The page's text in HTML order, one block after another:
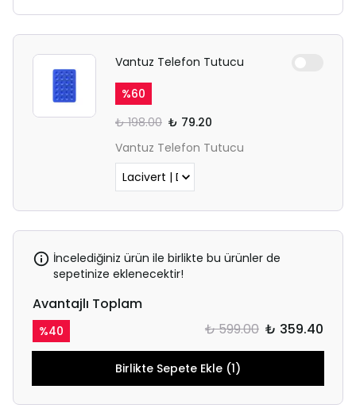
Vantuz Telefon Tutucu
%60
₺ 198.00 ₺ 79.20
Vantuz Telefon Tutucu
İncelediğiniz ürün ile birlikte bu ürünler de
sepetinize eklenecektir!
Avantajlı Toplam
%40 ₺ 599.00 ₺ 359.40
Birlikte Sepete Ekle (1)